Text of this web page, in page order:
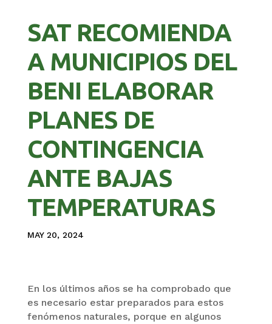
SAT RECOMIENDA
A MUNICIPIOS DEL
BENI ELABORAR
PLANES DE
CONTINGENCIA
ANTE BAJAS
TEMPERATURAS
MAY 20, 2024
En los últimos años se ha comprobado que
es necesario estar preparados para estos
fenómenos naturales, porque en algunos